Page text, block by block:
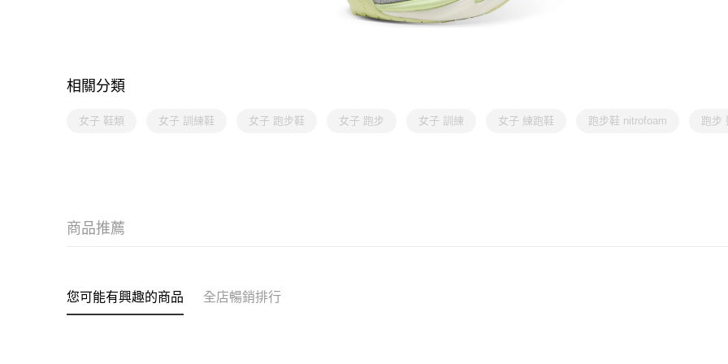
相關分類
女子 鞋類 女子 訓練鞋 女子 跑步鞋 女子 跑步 女子 訓練 女子 練跑鞋 跑步鞋 nitrofoam 跑步
商品推薦
您可能有興趣的商品 全店暢銷排行